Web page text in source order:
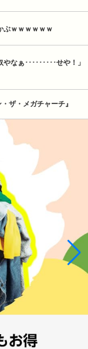
ぶｗｗｗｗｗｗ
なぁ･････････せや！」
ザ・メガチャーチ』